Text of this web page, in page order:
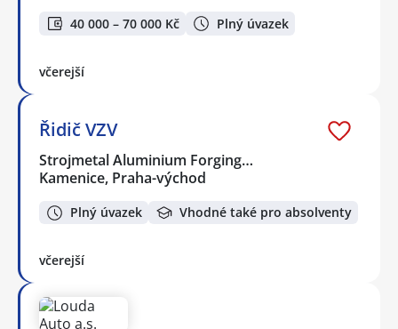
40 000 – 70 000 Kč Plný úvazek
včerejší
Řidič VZV
Strojmetal Aluminium Forging…
Kamenice, Praha-východ
Plný úvazek Vhodné také pro absolventy
včerejší